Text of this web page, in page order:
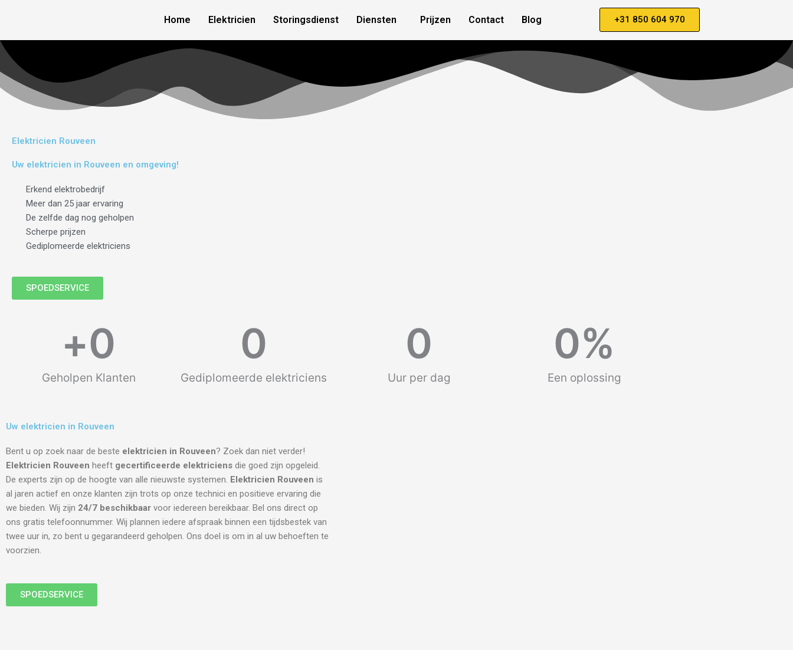
Home Elektricien Storingsdienst Diensten Prijzen Contact Blog +31 850 604 970
Elektricien Rouveen
Uw elektricien in Rouveen en omgeving!
Erkend elektrobedrijf
Meer dan 25 jaar ervaring
De zelfde dag nog geholpen
Scherpe prijzen
Gediplomeerde elektriciens
SPOEDSERVICE
Geholpen Klanten
+0
Gediplomeerde elektriciens
0
Uur per dag
0
Een oplossing
0%
Uw elektricien in Rouveen
Bent u op zoek naar de beste elektricien in Rouveen? Zoek dan niet verder!
Elektricien Rouveen heeft gecertificeerde elektriciens die goed zijn opgeleid.
De experts zijn op de hoogte van alle nieuwste systemen. Elektricien Rouveen is
al jaren actief en onze klanten zijn trots op onze technici en positieve ervaring die
we bieden. Wij zijn 24/7 beschikbaar voor iedereen bereikbaar. Bel ons direct op
ons gratis telefoonnummer. Wij plannen iedere afspraak binnen een tijdsbestek van
twee uur in, zo bent u gegarandeerd geholpen. Ons doel is om in al uw behoeften te
voorzien.
SPOEDSERVICE